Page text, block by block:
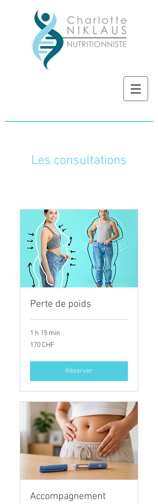
Les consultations
Perte de poids
1 h 15 min
170
francs
170 CHF
Réserver
Accompagnement